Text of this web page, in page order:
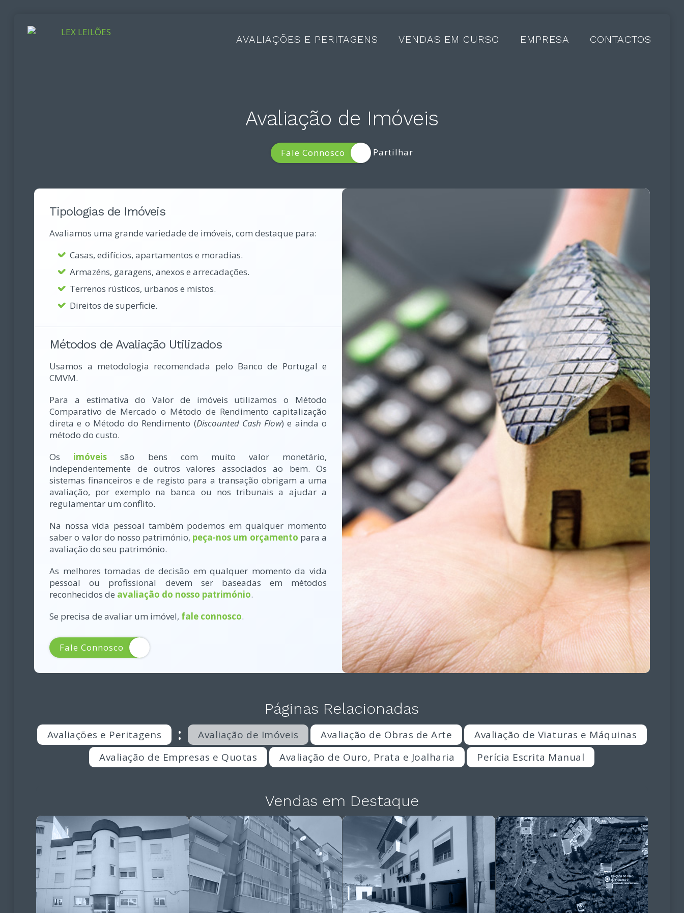
AVALIAÇÕES E PERITAGENS VENDAS EM CURSO EMPRESA CONTACTOS
Avaliação de Imóveis
Fale Connosco
Tipologias de Imóveis
Avaliamos uma grande variedade de imóveis, com destaque para:
Casas, edifícios, apartamentos e moradias.
Armazéns, garagens, anexos e arrecadações.
Terrenos rústicos, urbanos e mistos.
Direitos de superficie.
Métodos de Avaliação Utilizados
Usamos a metodologia recomendada pelo Banco de Portugal e
CMVM.
Para a estimativa do Valor de imóveis utilizamos o Método
Comparativo de Mercado o Método de Rendimento capitalização
direta e o Método do Rendimento (Discounted Cash Flow) e ainda o
método do custo.
Os imóveis são bens com muito valor monetário,
independentemente de outros valores associados ao bem. Os
sistemas financeiros e de registo para a transação obrigam a uma
avaliação, por exemplo na banca ou nos tribunais a ajudar a
regulamentar um conflito.
Na nossa vida pessoal também podemos em qualquer momento
saber o valor do nosso património, peça-nos um orçamento para a
avaliação do seu património.
As melhores tomadas de decisão em qualquer momento da vida
pessoal ou profissional devem ser baseadas em métodos
reconhecidos de avaliação do nosso património.
Se precisa de avaliar um imóvel, fale connosco.
Fale Connosco
Páginas Relacionadas
Avaliações e Peritagens : Avaliação de Imóveis Avaliação de Obras de Arte
Avaliação de Viaturas e Máquinas
Avaliação de Empresas e Quotas
Avaliação de Ouro, Prata e Joalharia Perícia Escrita Manual
Vendas em Destaque